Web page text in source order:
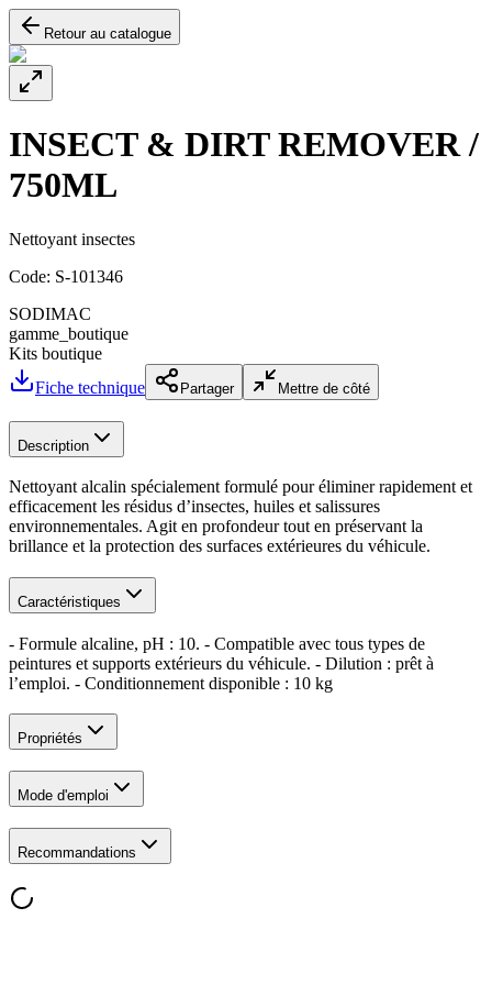
Retour au catalogue
INSECT & DIRT REMOVER /
750ML
Nettoyant insectes
Code: S-101346
SODIMAC
gamme_boutique
Kits boutique
Fiche technique
Partager Mettre de côté
Description
Nettoyant alcalin spécialement formulé pour éliminer rapidement et
efficacement les résidus d’insectes, huiles et salissures
environnementales. Agit en profondeur tout en préservant la
brillance et la protection des surfaces extérieures du véhicule.
Caractéristiques
- Formule alcaline, pH : 10. - Compatible avec tous types de
peintures et supports extérieurs du véhicule. - Dilution : prêt à
l’emploi. - Conditionnement disponible : 10 kg
Propriétés
Mode d'emploi
Recommandations